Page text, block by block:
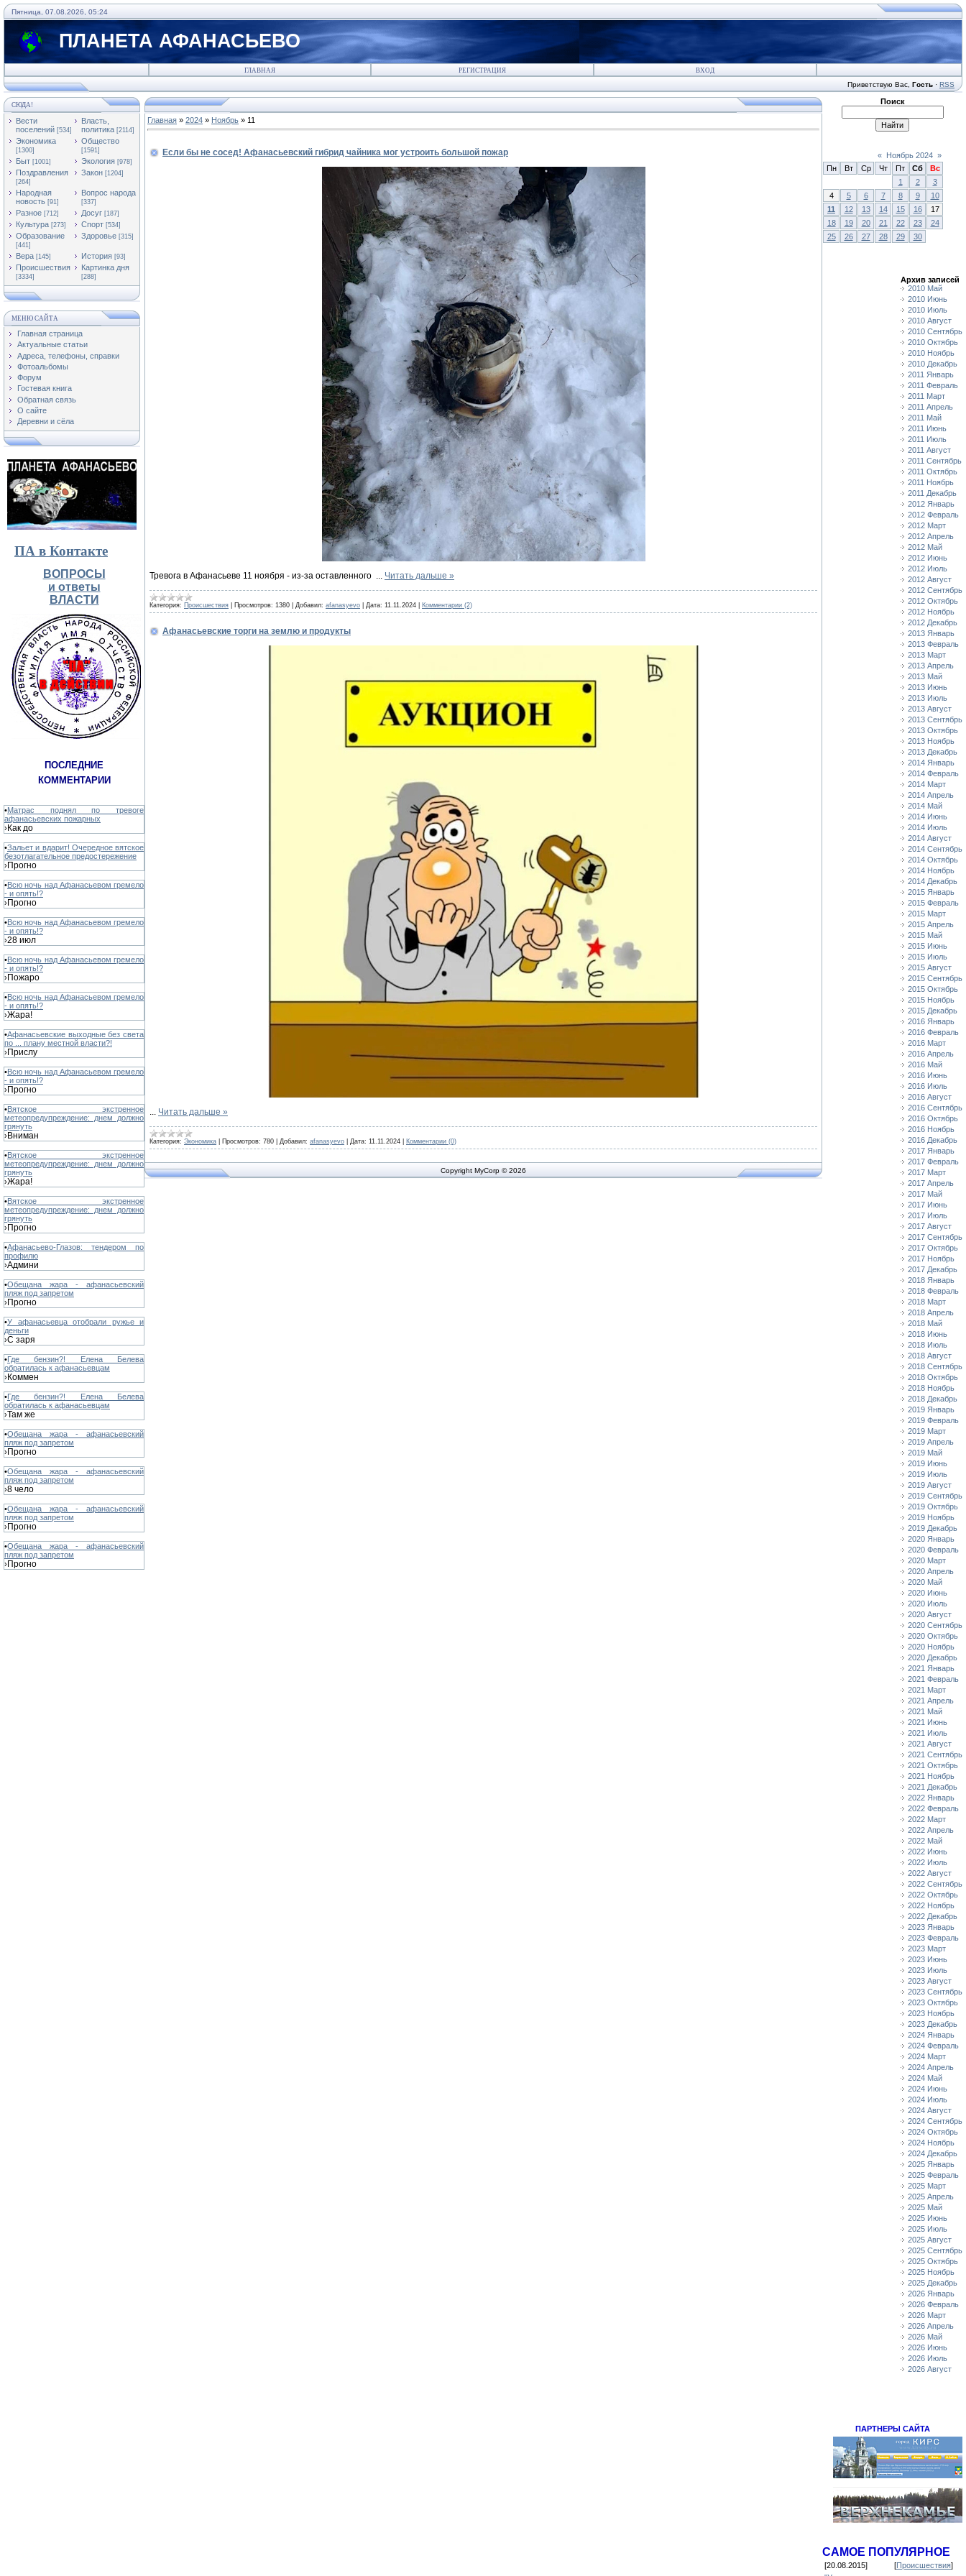
Пятница, 07.08.2026, 05:24
ПЛАНЕТА АФАНАСЬЕВО
ГЛАВНАЯ РЕГИСТРАЦИЯ ВХОД
Приветствую Вас Гость · RSS
СЮДА!
Вести
поселений [534]
Власть,
политика [2114]
Экономика
[1300]
Общество
[1591]
Быт [1001] Экология [978]
Поздравления
[264]
Закон [1204]
Народная
новость [91]
Вопрос народа
[337]
Разное [712] Досуг [187]
Культура [273] Спорт [534]
Образование
[441]
Здоровье [315]
Вера [145] История [93]
Происшествия
[3334]
Картинка дня
[288]
МЕНЮ САЙТА
Главная страница
Актуальные статьи
Адреса, телефоны, справки
Фотоальбомы
Форум
Гостевая книга
Обратная связь
О сайте
Деревни и сёла
ПА в Контакте
ВОПРОСЫ
и ответы
ВЛАСТИ
ПОСЛЕДНИЕ
КОММЕНТАРИИ
•Матрас поднял по тревоге
афанасьевских пожарных
›Как до
•Зальет и вдарит! Очередное вятское
безотлагательное предостережение
›Прогно
•Всю ночь над Афанасьевом гремело
- и опять!?
›Прогно
•Всю ночь над Афанасьевом гремело
- и опять!?
›28 июл
•Всю ночь над Афанасьевом гремело
- и опять!?
›Пожаро
•Всю ночь над Афанасьевом гремело
- и опять!?
›Жара!
•Афанасьевские выходные без света
по ... плану местной власти?!
›Прислу
•Всю ночь над Афанасьевом гремело
- и опять!?
›Прогно
•Вятское экстренное
метеопредупреждение: днем должно
грянуть
›Вниман
•Вятское экстренное
метеопредупреждение: днем должно
грянуть
›Жара!
•Вятское экстренное
метеопредупреждение: днем должно
грянуть
›Прогно
•Афанасьево-Глазов: тендером по
профилю
›Админи
•Обещана жара - афанасьевский
пляж под запретом
›Прогно
•У афанасьевца отобрали ружье и
деньги
›С заря
•Где бензин?! Елена Белева
обратилась к афанасьевцам
›Коммен
•Где бензин?! Елена Белева
обратилась к афанасьевцам
›Там же
•Обещана жара - афанасьевский
пляж под запретом
›Прогно
•Обещана жара - афанасьевский
пляж под запретом
›8 чело
•Обещана жара - афанасьевский
пляж под запретом
›Прогно
•Обещана жара - афанасьевский
пляж под запретом
›Прогно
Главная » 2024 » Ноябрь » 11
Если бы не сосед! Афанасьевский гибрид чайника мог устроить большой пожар
Тревога в Афанасьеве 11 ноября - из-за оставленного Читать дальше »
Категория: Происшествия Просмотров: 1380 Добавил: afanasyevo Дата: 11.11.2024 Комментарии (2)
Афанасьевские торги на землю и продукты
Читать дальше »
Категория: Экономика Просмотров: 780 Добавил: afanasyevo Дата: 11.11.2024 Комментарии (0)
Copyright MyCorp © 2026
Поиск
« Ноябрь 2024 »
Пн
Вт Ср Чт Пт Сб
Вс
1
2
3
4
5 6 7 8 9
10
11
12 13 14 15 16
17
18
19 20 21 22 23
24
25
26 27 28 29 30
Архив записей
2010 Май
2010 Июнь
2010 Июль
2010 Август
2010 Сентябрь
2010 Октябрь
2010 Ноябрь
2010 Декабрь
2011 Январь
2011 Февраль
2011 Март
2011 Апрель
2011 Май
2011 Июнь
2011 Июль
2011 Август
2011 Сентябрь
2011 Октябрь
2011 Ноябрь
2011 Декабрь
2012 Январь
2012 Февраль
2012 Март
2012 Апрель
2012 Май
2012 Июнь
2012 Июль
2012 Август
2012 Сентябрь
2012 Октябрь
2012 Ноябрь
2012 Декабрь
2013 Январь
2013 Февраль
2013 Март
2013 Апрель
2013 Май
2013 Июнь
2013 Июль
2013 Август
2013 Сентябрь
2013 Октябрь
2013 Ноябрь
2013 Декабрь
2014 Январь
2014 Февраль
2014 Март
2014 Апрель
2014 Май
2014 Июнь
2014 Июль
2014 Август
2014 Сентябрь
2014 Октябрь
2014 Ноябрь
2014 Декабрь
2015 Январь
2015 Февраль
2015 Март
2015 Апрель
2015 Май
2015 Июнь
2015 Июль
2015 Август
2015 Сентябрь
2015 Октябрь
2015 Ноябрь
2015 Декабрь
2016 Январь
2016 Февраль
2016 Март
2016 Апрель
2016 Май
2016 Июнь
2016 Июль
2016 Август
2016 Сентябрь
2016 Октябрь
2016 Ноябрь
2016 Декабрь
2017 Январь
2017 Февраль
2017 Март
2017 Апрель
2017 Май
2017 Июнь
2017 Июль
2017 Август
2017 Сентябрь
2017 Октябрь
2017 Ноябрь
2017 Декабрь
2018 Январь
2018 Февраль
2018 Март
2018 Апрель
2018 Май
2018 Июнь
2018 Июль
2018 Август
2018 Сентябрь
2018 Октябрь
2018 Ноябрь
2018 Декабрь
2019 Январь
2019 Февраль
2019 Март
2019 Апрель
2019 Май
2019 Июнь
2019 Июль
2019 Август
2019 Сентябрь
2019 Октябрь
2019 Ноябрь
2019 Декабрь
2020 Январь
2020 Февраль
2020 Март
2020 Апрель
2020 Май
2020 Июнь
2020 Июль
2020 Август
2020 Сентябрь
2020 Октябрь
2020 Ноябрь
2020 Декабрь
2021 Январь
2021 Февраль
2021 Март
2021 Апрель
2021 Май
2021 Июнь
2021 Июль
2021 Август
2021 Сентябрь
2021 Октябрь
2021 Ноябрь
2021 Декабрь
2022 Январь
2022 Февраль
2022 Март
2022 Апрель
2022 Май
2022 Июнь
2022 Июль
2022 Август
2022 Сентябрь
2022 Октябрь
2022 Ноябрь
2022 Декабрь
2023 Январь
2023 Февраль
2023 Март
2023 Июнь
2023 Июль
2023 Август
2023 Сентябрь
2023 Октябрь
2023 Ноябрь
2023 Декабрь
2024 Январь
2024 Февраль
2024 Март
2024 Апрель
2024 Май
2024 Июнь
2024 Июль
2024 Август
2024 Сентябрь
2024 Октябрь
2024 Ноябрь
2024 Декабрь
2025 Январь
2025 Февраль
2025 Март
2025 Апрель
2025 Май
2025 Июнь
2025 Июль
2025 Август
2025 Сентябрь
2025 Октябрь
2025 Ноябрь
2025 Декабрь
2026 Январь
2026 Февраль
2026 Март
2026 Апрель
2026 Май
2026 Июнь
2026 Июль
2026 Август
ПАРТНЕРЫ САЙТА
САМОЕ ПОПУЛЯРНОЕ
[20.08.2015] [Происшествия]